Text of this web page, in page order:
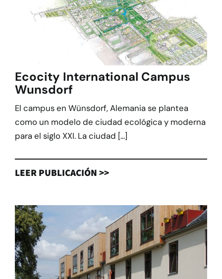
Ecocity International Campus
Wunsdorf
El campus en Wünsdorf, Alemania se plantea
como un modelo de ciudad ecológica y moderna
para el siglo XXI. La ciudad [...]
LEER PUBLICACIÓN >>